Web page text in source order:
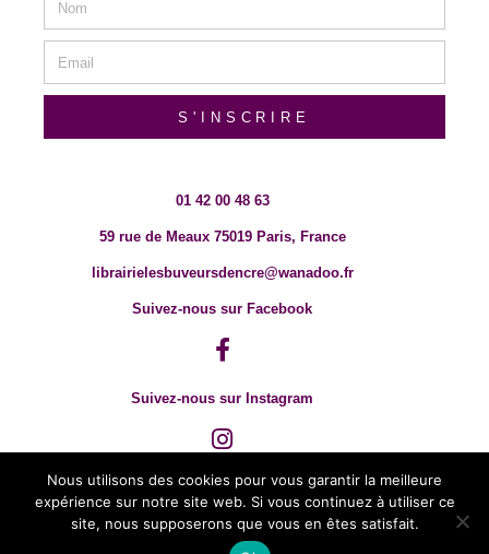
S'INSCRIRE
01 42 00 48 63
59 rue de Meaux 75019 Paris, France
librairielesbuveursdencre@wanadoo.fr
Suivez-nous sur Facebook
Suivez-nous sur Instagram
Nous utilisons des cookies pour vous garantir la meilleure
expérience sur notre site web. Si vous continuez à utiliser ce
site, nous supposerons que vous en êtes satisfait.